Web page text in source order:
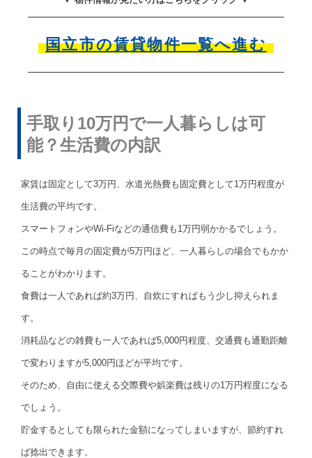
国立市の賃貸物件一覧へ進む
手取り10万円で一人暮らしは可
能？生活費の内訳
家賃は固定として3万円、水道光熱費も固定費として1万円程度が
生活費の平均です。
スマートフォンやWi-Fiなどの通信費も1万円弱かかるでしょう。
この時点で毎月の固定費が5万円ほど、一人暮らしの場合でもかか
ることがわかります。
食費は一人であれば約3万円、自炊にすればもう少し抑えられま
す。
消耗品などの雑費も一人であれば5,000円程度、交通費も通勤距離
で変わりますが5,000円ほどが平均です。
そのため、自由に使える交際費や娯楽費は残りの1万円程度になる
でしょう。
貯金するとしても限られた金額になってしまいますが、節約すれ
ば捻出できます。